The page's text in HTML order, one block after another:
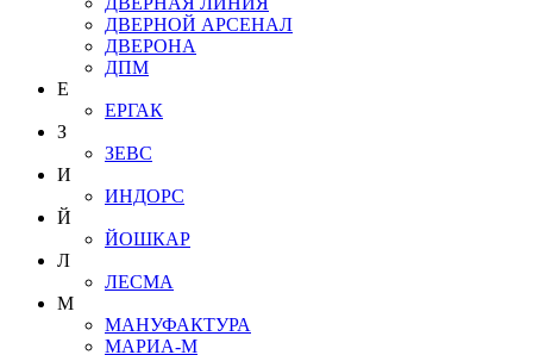
ДВЕРНОЙ АРСЕНАЛ
ДВЕРОНА
ДПМ
Е
ЕРГАК
З
ЗЕВС
И
ИНДОРС
Й
ЙОШКАР
Л
ЛЕСМА
М
МАНУФАКТУРА
МАРИА-М